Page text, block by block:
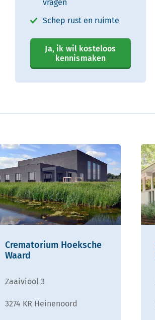
vragen
Schep rust en ruimte
Ja, ik wil kosteloos
kennismaken
Crematorium Hoeksche
Waard
Zaaiviool 3
3274 KR Heinenoord